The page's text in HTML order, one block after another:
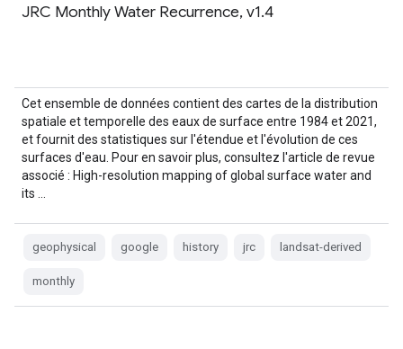
JRC Monthly Water Recurrence, v1.4
Cet ensemble de données contient des cartes de la distribution
spatiale et temporelle des eaux de surface entre 1984 et 2021,
et fournit des statistiques sur l'étendue et l'évolution de ces
surfaces d'eau. Pour en savoir plus, consultez l'article de revue
associé : High-resolution mapping of global surface water and
its …
geophysical google history jrc landsat-derived
monthly